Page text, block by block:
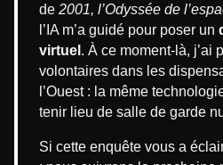
de 2001, l’Odyssée de
l’IA m’a guidé pour poser un
virtuel . À ce moment-là, j’ai
volontaires dans les
l’Ouest : la même
tenir lieu de salle de garde
Si cette enquête vous a